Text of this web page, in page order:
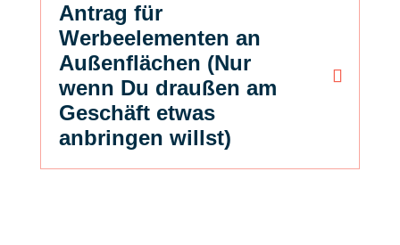
Antrag für
Werbeelementen an
Außenflächen (Nur
wenn Du draußen am
Geschäft etwas
anbringen willst)